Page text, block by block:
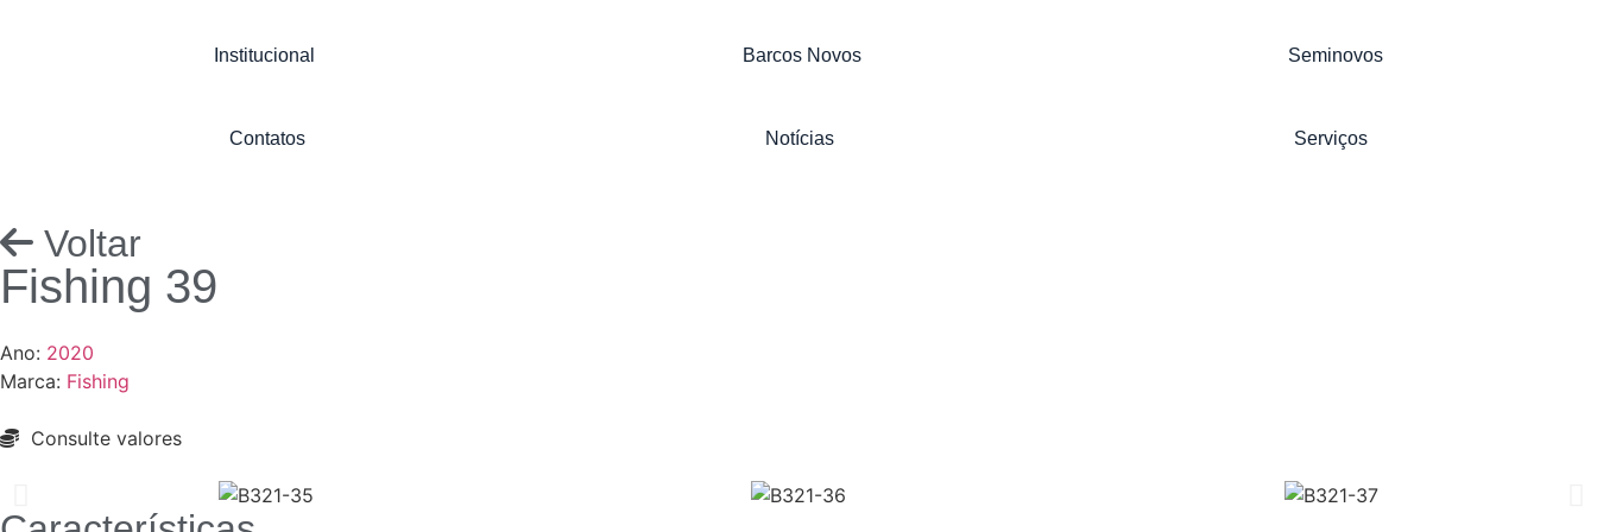
Institucional Barcos Novos Seminovos
Contatos Notícias Serviços
Voltar
Fishing 39
Ano: 2020
Marca: Fishing
Consulte valores